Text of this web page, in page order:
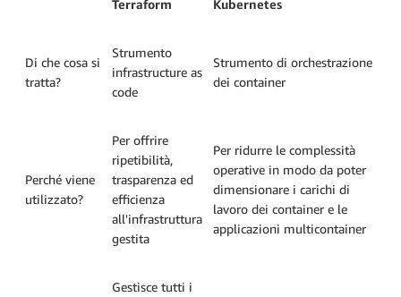
Terraform Kubernetes
Di che cosa si
tratta?
Strumento
infrastructure as
code
Strumento di orchestrazione
dei container
Perché viene
utilizzato?
Per offrire
ripetibilità,
trasparenza ed
efficienza
all'infrastruttura
gestita
Per ridurre le complessità
operative in modo da poter
dimensionare i carichi di
lavoro dei container e le
applicazioni multicontainer
Gestisce tutti i